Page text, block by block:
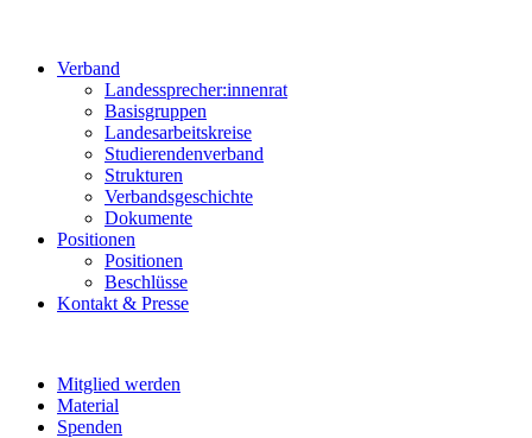
Verband
Landessprecher:innenrat
Basisgruppen
Landesarbeitskreise
Studierendenverband
Strukturen
Verbandsgeschichte
Dokumente
Positionen
Positionen
Beschlüsse
Kontakt & Presse
Mitglied werden
Material
Spenden